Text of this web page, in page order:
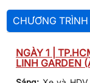
CHƯƠNG TRÌNH
NGÀY 1 |
LINH GARDEN